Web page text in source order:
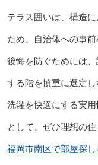
テラス囲いは、構造
ため、自治体への事
後悔を防ぐためには
する階を慎重に選定し
洗濯を快適にする実
として、ぜひ理想の
福岡市南区で部屋探